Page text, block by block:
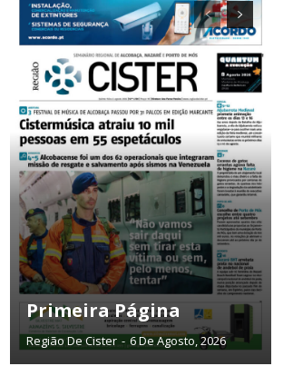
Primeira Página
Região De Cister - 6 De Agosto, 2026